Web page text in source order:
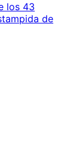
los 43
de